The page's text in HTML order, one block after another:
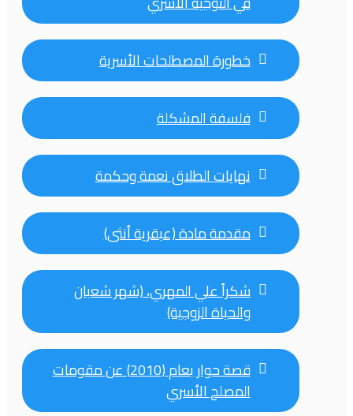
خطورة المصطلحات الأسرية
فلسفة المشكلة
نهايات الطلاق نعمة وحكمة
مقدمة مادة (عبقرية أنثى)
شكراً علي المهري، (شهر شعبان
والحياة الزوجية)
قصة حوار بعام (2010) عن مقومات
المصلح الأسري